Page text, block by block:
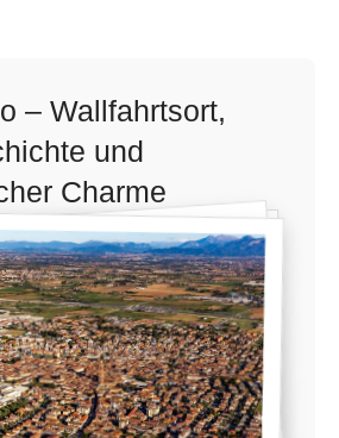
– Wallfahrtsort,
und
Charme